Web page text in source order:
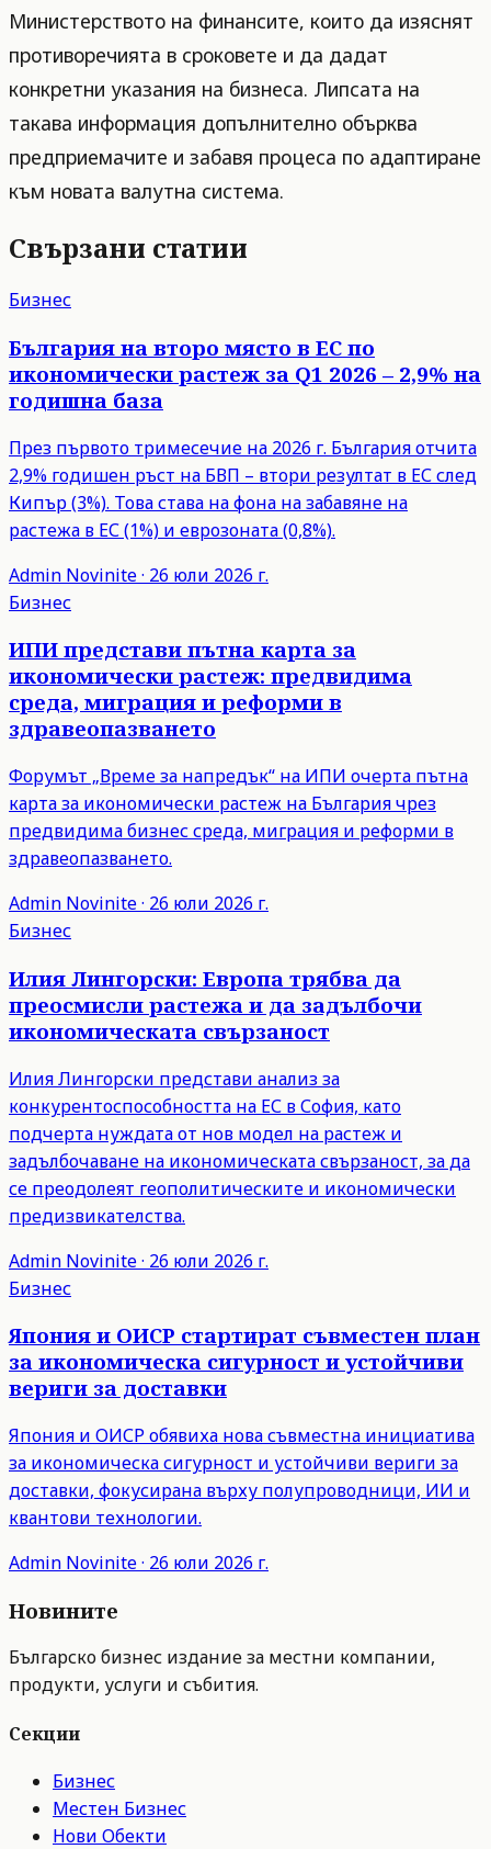
Министерството на финансите, които да изяснят
противоречията в сроковете и да дадат
конкретни указания на бизнеса. Липсата на
такава информация допълнително обърква
предприемачите и забавя процеса по адаптиране
към новата валутна система.
Свързани статии
Бизнес
България на второ място в ЕС по
икономически растеж за Q1 2026 – 2,9% на
годишна база
През първото тримесечие на 2026 г. България отчита
2,9% годишен ръст на БВП – втори резултат в ЕС след
Кипър (3%). Това става на фона на забавяне на
растежа в ЕС (1%) и еврозоната (0,8%).
Admin Novinite· 26 юли 2026 г.
Бизнес
ИПИ представи пътна карта за
икономически растеж: предвидима
среда, миграция и реформи в
здравеопазването
Форумът „Време за напредък“ на ИПИ очерта пътна
карта за икономически растеж на България чрез
предвидима бизнес среда, миграция и реформи в
здравеопазването.
Admin Novinite· 26 юли 2026 г.
Бизнес
Илия Лингорски: Европа трябва да
преосмисли растежа и да задълбочи
икономическата свързаност
Илия Лингорски представи анализ за
конкурентоспособността на ЕС в София, като
подчерта нуждата от нов модел на растеж и
задълбочаване на икономическата свързаност, за да
се преодолеят геополитическите и икономически
предизвикателства.
Admin Novinite· 26 юли 2026 г.
Бизнес
Япония и ОИСР стартират съвместен план
за икономическа сигурност и устойчиви
вериги за доставки
Япония и ОИСР обявиха нова съвместна инициатива
за икономическа сигурност и устойчиви вериги за
доставки, фокусирана върху полупроводници, ИИ и
квантови технологии.
Admin Novinite· 26 юли 2026 г.
Новините
Българско бизнес издание за местни компании,
продукти, услуги и събития.
Секции
Бизнес
Местен Бизнес
Нови Обекти